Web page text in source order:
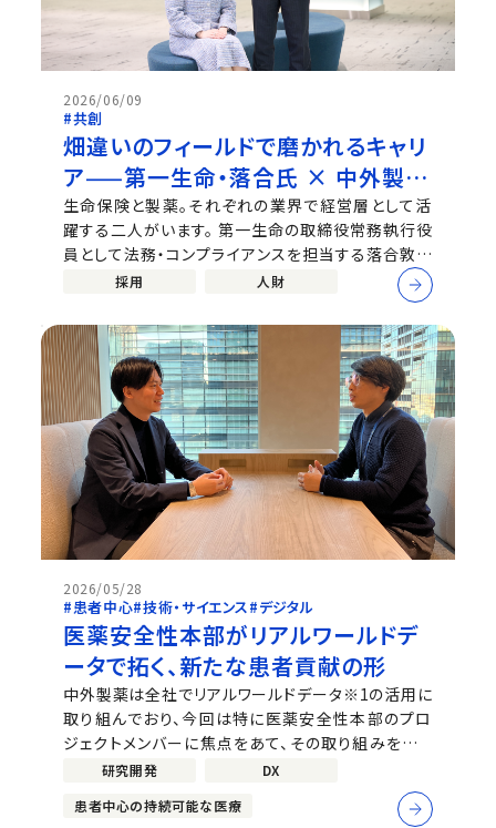
2026/06/09
#共創
畑違いのフィールドで磨かれるキャリ
ア——第一生命・落合氏 × 中外製
薬・小野澤が語る「挑戦と偶然と、積
み重ね」
生命保険と製薬。それぞれの業界で経営層として活
躍する二人がいます。 第一生命の取締役常務執行役
員として法務・コンプライアンスを担当する落合敦子
氏と、中外製薬 上席執行役員 デジタルトランスフォ
ーメーション、事業開発、CVF(特命)統括 事業開発部
担当の小野澤学寿。現在の会社に新卒で入社し、社会
に出て30年以上、それぞれのフィ...
採用 人財
2026/05/28
#患者中心#技術・サイエンス#デジタル
医薬安全性本部がリアルワールドデ
ータで拓く、新たな患者貢献の形
中外製薬は全社でリアルワールドデータ※1の活用に
取り組んでおり、今回は特に医薬安全性本部のプロ
ジェクトメンバーに焦点をあて、その取り組みを取り
上げます。※1：日常診療にて収集された二次利用可
能なデータ（電子カルテ、レセプト［診療報酬明細書］、
健康診断、ウェアラブルデバイスなど、実際の医療現
研究開発
DX
患者中心の持続可能な医療